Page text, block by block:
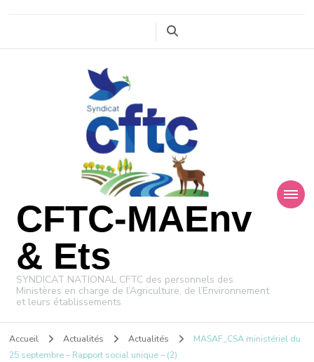
CFTC-MAEnv
& Ets
SYNDICAT NATIONAL CFTC des personnels des
Ministères en charge de l’Agriculture, de l’Environnement
et leurs établissements
Accueil Actualités Actualités
MASAF_CSA ministériel du
25 septembre – Rapport social unique – (2)